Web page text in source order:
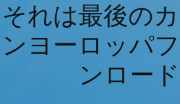
それは最後の
ンヨーロッパ
ンロー